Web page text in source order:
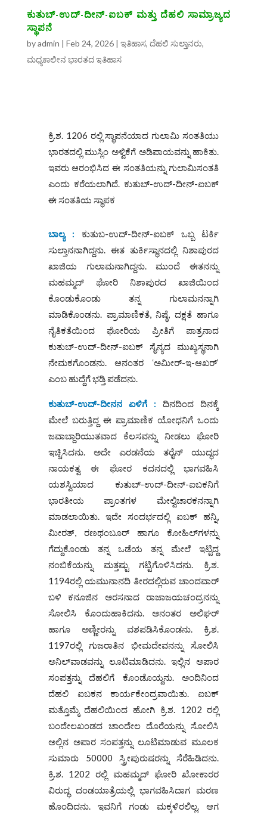
ಕುತುಬ್-ಉದ್-ದೀನ್-ಐಬಕ್ ಮತ್ತು ದೆಹಲಿ ಸಾಮ್ರಾಜ್ಯದ
ಸ್ಥಾಪನೆ
byadmin | Feb 24, 2026| ಇತಿಹಾಸ, ದೆಹಲಿ ಸುಲ್ತಾನರು,
ಮಧ್ಯಕಾಲೀನ ಭಾರತದ ಇತಿಹಾಸ
ಕ್ರಿ.ಶ. 1206 ರಲ್ಲಿ ಸ್ಥಾಪನೆಯಾದ ಗುಲಾಮಿ ಸಂತತಿಯು
ಭಾರತದಲ್ಲಿ ಮುಸ್ಲಿಂ ಅಳ್ವಿಕೆಗೆ ಅಡಿಪಾಯವನ್ನು ಹಾಕಿತು.
ಇವರು ಆರಂಭಿಸಿದ ಈ ಸಂತತಿಯನ್ನು ಗುಲಾಮಿಸಂತತಿ
ಎಂದು ಕರೆಯಲಾಗಿದೆ. ಕುತುಬ್-ಉದ್-ದೀನ್-ಐಬಕ್
ಈ ಸಂತತಿಯ ಸ್ಥಾಪಕ
ಬಾಲ್ಯ : ಕುತುಬ-ಉದ್-ದೀನ್-ಐಬಕ್ ಒಬ್ಬ ಟರ್ಕಿ
ಸುಲ್ತಾನನಾಗಿದ್ದನು. ಈತ ತುರ್ಕಿಸ್ಥಾನದಲ್ಲಿ ನಿಶಾಪುರದ
ಖಾಜಿಯ ಗುಲಾಮನಾಗಿದ್ದನು. ಮುಂದೆ ಈತನನ್ನು
ಮಹಮ್ಮದ್ ಘೋರಿ ನಿಶಾಪುರದ ಖಾಜಿಯಿಂದ
ಕೊಂಡುಕೊಂಡು ತನ್ನ ಗುಲಾಮನನ್ನಾಗಿ
ಮಾಡಿಕೊಂಡನು. ಪ್ರಾಮಾಣಿಕತೆ, ನಿಷ್ಠೆ, ದಕ್ಷತೆ ಹಾಗೂ
ನೈತಿಕತೆಯಿಂದ ಘೋರಿಯ ಪ್ರೀತಿಗೆ ಪಾತ್ರನಾದ
ಕುತುಬ್-ಉದ್-ದೀನ್-ಐಬಕ್ ಸೈನ್ಯದ ಮುಖ್ಯಸ್ಥನಾಗಿ
ನೇಮಕಗೊಂಡನು. ಆನಂತರ ʻಅಮೀರ್-ಇ-ಆಖರ್’
ಎಂಬ ಹುದ್ದೆಗೆ ಭಡ್ತಿ ಪಡೆದನು.
ಕುತುಬ್-ಉದ್-ದೀನನ ಏಳಿಗೆ : ದಿನದಿಂದ ದಿನಕ್ಕೆ
ಮೇಲೆ ಬರುತ್ತಿದ್ದ ಈ ಪ್ರಾಮಾಣಿಕ ಯೋಧನಿಗೆ ಒಂದು
ಜವಾಬ್ದಾರಿಯುತವಾದ ಕೆಲಸವನ್ನು ನೀಡಲು ಘೋರಿ
ಇಚ್ಚಿಸಿದನು. ಅದೇ ಎರಡನೆಯ ತರೈನ್ ಯುದ್ಧದ
ನಾಯಕತ್ವ ಈ ಘೋರ ಕದನದಲ್ಲಿ ಭಾಗವಹಿಸಿ
ಯಶಸ್ವಿಯಾದ ಕುತುಬ್-ಉದ್-ದೀನ್-ಐಬಕನಿಗೆ
ಭಾರತೀಯ ಪ್ರಾಂತಗಳ ಮೇಲ್ವಿಚಾರಕನನ್ನಾಗಿ
ಮಾಡಲಾಯಿತು. ಇದೇ ಸಂದರ್ಭದಲ್ಲಿ ಐಬಕ್ ಹನ್ನಿ,
ಮೀರತ್, ರಣಥಂಬೂರ್ ಹಾಗೂ ಕೋಹಿಲ್‌ಗಳನ್ನು
ಗೆದ್ದುಕೊಂಡು ತನ್ನ ಒಡೆಯ ತನ್ನ ಮೇಲೆ ಇಟ್ಟಿದ್ದ
ನಂಬಿಕೆಯನ್ನು ಮತ್ತಷ್ಟು ಗಟ್ಟಿಗೊಳಿಸಿದನು. ಕ್ರಿ.ಶ.
1194ರಲ್ಲಿ ಯಮುನಾನದಿ ತೀರದಲ್ಲಿರುವ ಚಾಂದವಾರ್
ಬಳಿ ಕನೂಜಿನ ಅರಸನಾದ ರಾಜಾಜಯಚಂದ್ರನನ್ನು
ಸೋಲಿಸಿ ಕೊಂದುಹಾಕಿದನು. ಅನಂತರ ಅಲಿಘರ್
ಹಾಗೂ ಅಣ್ಣೀರನ್ನು ವಶಪಡಿಸಿಕೊಂಡನು. ಕ್ರಿ.ಶ.
1197ರಲ್ಲಿ ಗುಜರಾತಿನ ಭೀಮದೇವನನ್ನು ಸೋಲಿಸಿ
ಅನಿಲ್‌ವಾಡವನ್ನು ಲೂಟಿಮಾಡಿದನು. ಇಲ್ಲಿನ ಅಪಾರ
ಸಂಪತ್ತನ್ನು ದೆಹಲಿಗೆ ಕೊಂಡೊಯ್ದನು. ಅಂದಿನಿಂದ
ದೆಹಲಿ ಐಬಕನ ಕಾರ್ಯಕೇಂದ್ರವಾಯಿತು. ಐಬಕ್
ಮತ್ತೊಮ್ಮೆ ದೆಹಲಿಯಿಂದ ಹೋಗಿ ಕ್ರಿ.ಶ. 1202 ರಲ್ಲಿ
ಬಂದೇಲಖಂಡದ ಚಾಂದೇಲ ದೊರೆಯನ್ನು ಸೋಲಿಸಿ
ಅಲ್ಲಿನ ಅಪಾರ ಸಂಪತ್ತನ್ನು ಲೂಟಿಮಾಡುವ ಮೂಲಕ
ಸುಮಾರು 50000 ಸ್ತ್ರೀಪುರುಷರನ್ನು ಸೆರೆಹಿಡಿದನು.
ಕ್ರಿ.ಶ. 1202 ರಲ್ಲಿ ಮಹಮ್ಮದ್ ಘೋರಿ ಖೋಕಾರರ
ವಿರುದ್ಧ ದಂಡಯಾತ್ರೆಯಲ್ಲಿ ಭಾಗವಹಿಸಿದಾಗ ಮರಣ
ಹೊಂದಿದನು. ಇವನಿಗೆ ಗಂಡು ಮಕ್ಕಳಿರಲಿಲ್ಲ. ಆಗ